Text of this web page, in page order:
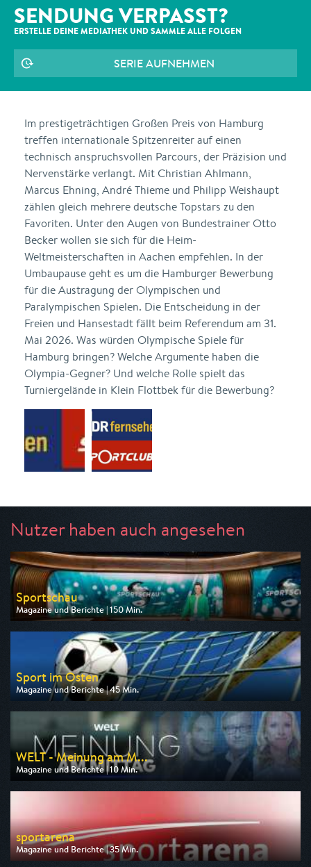
SENDUNG VERPASST?
ERSTELLE DEINE MEDIATHEK UND SAMMLE ALLE FOLGEN
SERIE AUFNEHMEN
Im prestigeträchtigen Großen Preis von Hamburg
treffen internationale Spitzenreiter auf einen
technisch anspruchsvollen Parcours, der Präzision und
Nervenstärke verlangt. Mit Christian Ahlmann,
Marcus Ehning, André Thieme und Philipp Weishaupt
zählen gleich mehrere deutsche Topstars zu den
Favoriten. Unter den Augen von Bundestrainer Otto
Becker wollen sie sich für die Heim-
Weltmeisterschaften in Aachen empfehlen. In der
Umbaupause geht es um die Hamburger Bewerbung
für die Austragung der Olympischen und
Paralympischen Spielen. Die Entscheidung in der
Freien und Hansestadt fällt beim Referendum am 31.
Mai 2026. Was würden Olympische Spiele für
Hamburg bringen? Welche Argumente haben die
Olympia-Gegner? Und welche Rolle spielt das
Turniergelände in Klein Flottbek für die Bewerbung?
Nutzer haben auch angesehen
Sportschau
Magazine und Berichte | 150 Min.
Ausgestrahlt von ARD
am 08.08.2026, 15:30
Sport im Osten
Magazine und Berichte | 45 Min.
Ausgestrahlt von MDR
am 08.08.2026, 17:15
WELT - Meinung am M...
Magazine und Berichte | 10 Min.
Ausgestrahlt von WELT
am 10.08.2026, 12:20
sportarena
Magazine und Berichte | 35 Min.
Ausgestrahlt von SR Fernsehen